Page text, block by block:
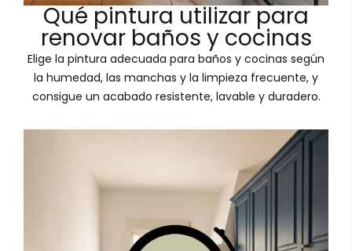
Qué pintura utilizar para
renovar baños y cocinas
Elige la pintura adecuada para baños y cocinas según
la humedad, las manchas y la limpieza frecuente, y
consigue un acabado resistente, lavable y duradero.